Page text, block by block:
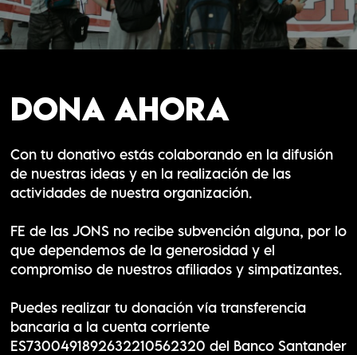
Dona ahora
Con tu donativo estás colaborando en la difusión
de nuestras ideas y en la realización de las
actividades de nuestra organización.
FE de las JONS no recibe subvención alguna, por lo
que dependemos de la generosidad y el
compromiso de nuestros afiliados y simpatizantes.
Puedes realizar tu donación vía transferencia
bancaria a la cuenta corriente
ES7300491892632210562320 del Banco Santander